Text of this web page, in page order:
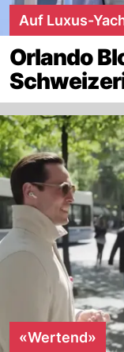
Auf Luxus-
Orlando
«Wertend»